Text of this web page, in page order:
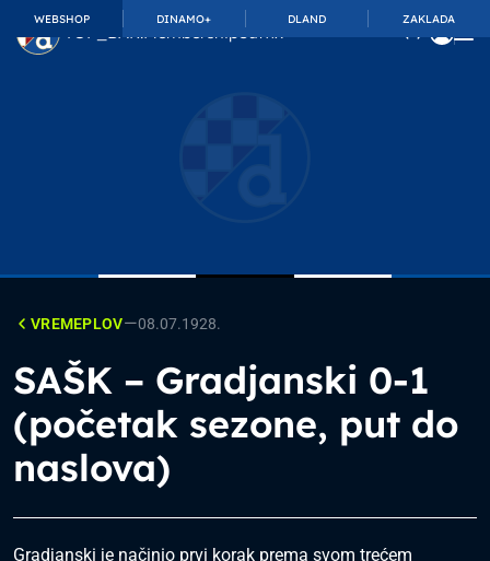
WEBSHOP DINAMO+ DLAND ZAKLADA
TOP_BAR.MembershipSuffix
VREMEPLOV—08.07.1928.
SAŠK – Gradjanski 0-1
(početak sezone, put do
naslova)
Gradjanski je načinio prvi korak prema svom trećem